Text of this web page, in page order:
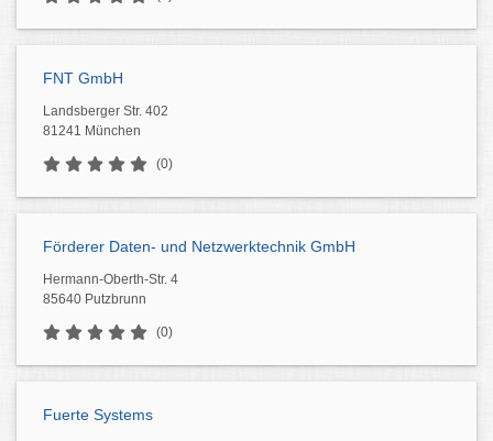
FNT GmbH
Landsberger Str. 402
81241 München
(0)
Förderer Daten- und Netzwerktechnik GmbH
Hermann-Oberth-Str. 4
85640 Putzbrunn
(0)
Fuerte Systems